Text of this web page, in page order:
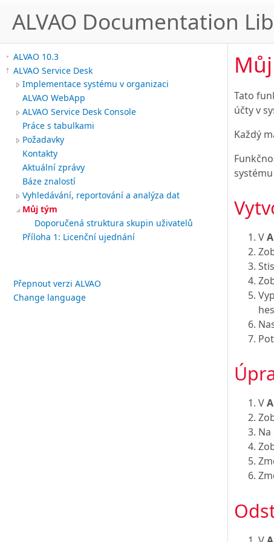
ALVAO Documentation
ALVAO 10.3
ALVAO Service Desk
Implementace systému v organizaci
ALVAO WebApp
ALVAO Service Desk Console
Práce s tabulkami
Požadavky
Kontakty
Aktuální zprávy
Báze znalostí
Vyhledávání, reportování a analýza dat
Můj tým
Doporučená struktura skupin uživatelů
Příloha 1: Licenční ujednání
Přepnout verzi ALVAO
Change language
Tato
účty v
Každý
V
V